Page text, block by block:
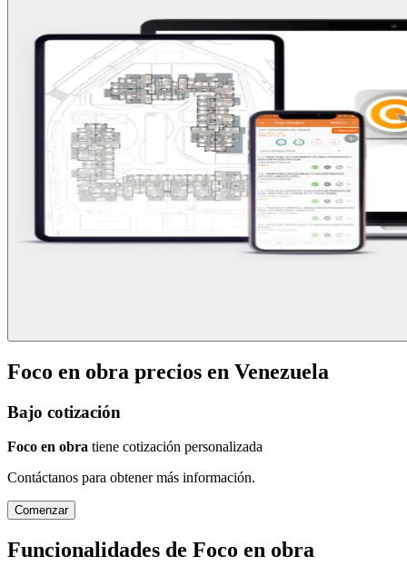
Foco en obra precios en Venezuela
Bajo cotización
Foco en obra tiene cotización personalizada
Contáctanos para obtener más información.
Comenzar
Funcionalidades de Foco en obra